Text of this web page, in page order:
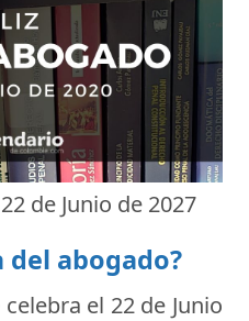
22 de Junio de 2027
del abogado?
el 22 de Junio